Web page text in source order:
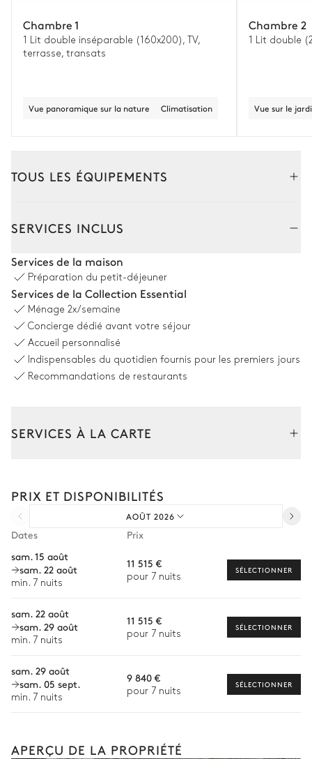
Chambre 1
1 Lit double inséparable (160x200), TV,
terrasse, transats
Vue panoramique sur la nature Climatisation
Chambre 2
1 Lit double
Vue sur le
TOUS LES ÉQUIPEMENTS
Vue panoramique sur la nature
Anglais Arboré Mediterranéen
Piscine
Chauffable · Au chlore
Dimensions : L = 4m, l = 8m
Barbecue
Table
8 places
Fer à repasser
SERVICES INCLUS
Services de la maison
Préparation du petit-déjeuner
Services de la Collection Essential
Ménage 2x/semaine
Concierge dédié avant votre séjour
Accueil personnalisé
Indispensables du quotidien fournis pour les premiers jours
Recommandations de restaurants
SERVICES À LA CARTE
Transfert à l'arrivée et au départ
Courses livrées avant l'arrivée
Chef à domicile
Bien-être à domicile
Babysitter
Location de vélo
Location de bateau
PRIX ET DISPONIBILITÉS
AOÛT 2026
Dates
Prix
sam. 15 août
sam. 22 août
min. 7 nuits
11 515 €
pour 7 nuits
SÉLECTIONNER
sam. 22 août
sam. 29 août
min. 7 nuits
11 515 €
pour 7 nuits
SÉLECTIONNER
sam. 29 août
sam. 05 sept.
min. 7 nuits
9 840 €
pour 7 nuits
SÉLECTIONNER
APERÇU DE LA PROPRIÉTÉ